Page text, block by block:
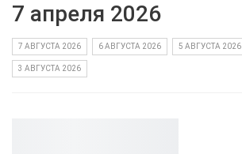
7 апреля 2026
7 АВГУСТА 2026 6 АВГУСТА 2026 5 АВГУСТА 2026
3 АВГУСТА 2026